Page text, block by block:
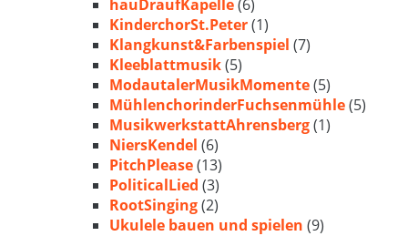
hauDraufKapelle(6)
KinderchorSt.Peter(1)
Klangkunst&Farbenspiel (7)
Kleeblattmusik(5)
ModautalerMusikMomente(5)
MühlenchorinderFuchsenmühle(5)
MusikwerkstattAhrensberg(1)
NiersKendel (6)
PitchPlease(13)
PoliticalLied (3)
RootSinging(2)
Ukulele bauen und spielen (9)